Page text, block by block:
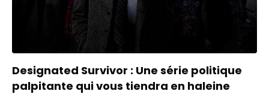
Designated Survivor : Une série politique
palpitante qui vous tiendra en haleine